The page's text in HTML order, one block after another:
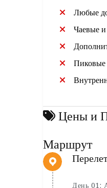
Любые
Чаевые
Пиковые
Цены и
Маршрут
День 01: